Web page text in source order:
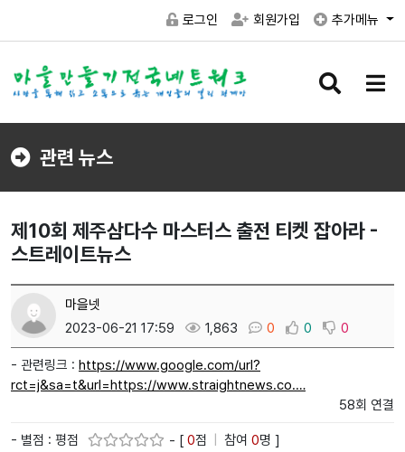
로그인 회원가입 추가메뉴
검
버
메
버
관련 뉴스
제10회 제주삼다수 마스터스 출전 티켓 잡아라 -
스트레이트뉴스
마을넷
2023-06-21 17:59
1,863 0 0 0
- 관련링크 : https://www.google.com/url?
rct=j&sa=t&url=https://www.straightnews.co.…
58회 연결
- 별점 : 평점 - [ 0점 참여 0명 ]